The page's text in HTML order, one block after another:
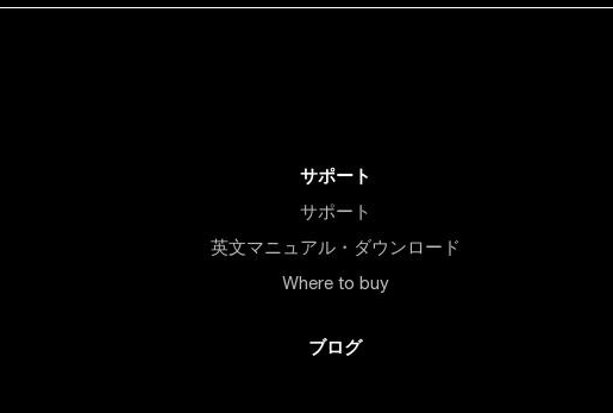
サポート
サポート
英文マニュアル・ダウンロード
Where to buy
ブログ